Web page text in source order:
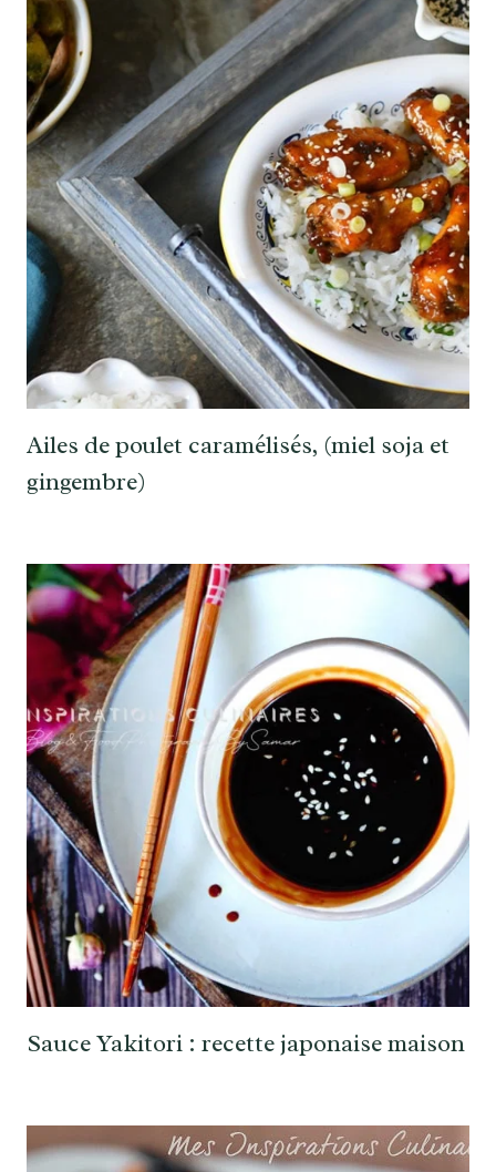
Ailes de poulet caramélisés, (miel soja et
gingembre)
Sauce Yakitori : recette japonaise maison